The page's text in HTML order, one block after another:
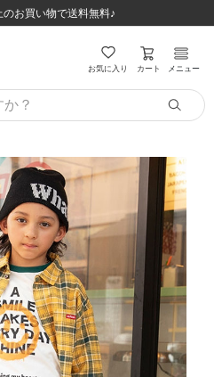
お買い物で送料無料♪
水)お昼12:59まで！！
お買い物で送料無料♪
水)お昼12:59まで！！
お気に入り カート メニュー